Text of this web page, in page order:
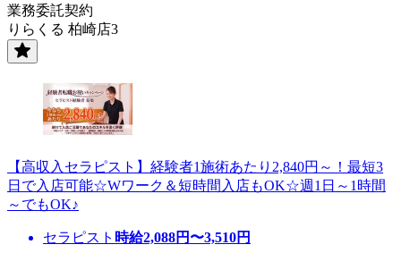
業務委託契約
りらくる 柏崎店3
【高収入セラピスト】経験者1施術あたり2,840円～！最短3
日で入店可能☆Wワーク＆短時間入店もOK☆週1日～1時間
～でもOK♪
セラピスト 時給2,088円〜3,510円